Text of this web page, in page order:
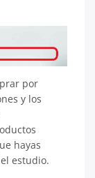
por
y los
hayas
estudio.